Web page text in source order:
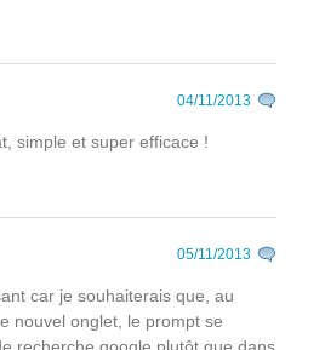
04/11/2013
simple et super efficace !
05/11/2013
car je souhaiterais que, au
nouvel onglet, le prompt se